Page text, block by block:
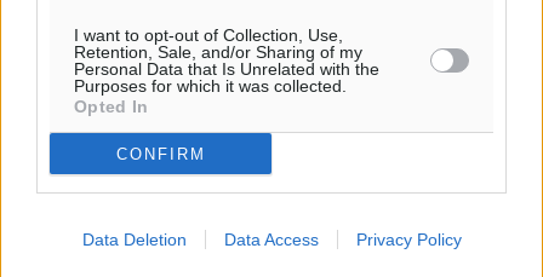
I want to opt-out of Collection, Use,
Retention, Sale, and/or Sharing of my
Personal Data that Is Unrelated with the
Purposes for which it was collected.
Opted In
CONFIRM
Data Deletion Data Access Privacy Policy
o καιρός τώρα:
αίθριος καιρός